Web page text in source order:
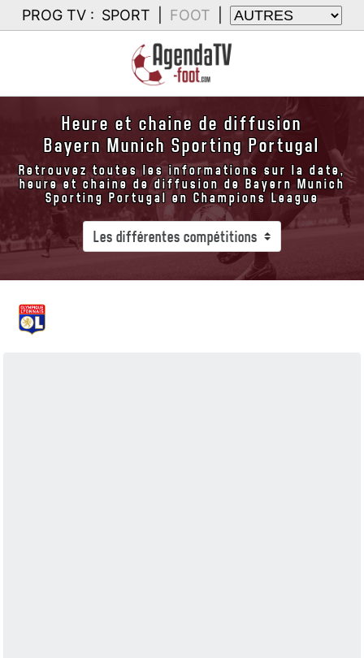
PROG TV : SPORT FOOT
Heure et chaine de diffusion
Bayern Munich Sporting Portugal
Retrouvez toutes les informations sur la date,
heure et chaine de diffusion de Bayern Munich
Sporting Portugal en Champions League